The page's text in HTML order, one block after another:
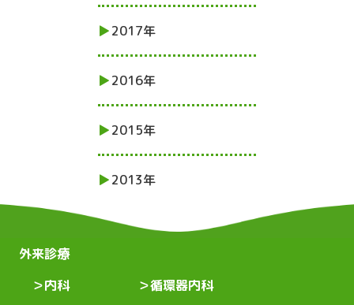
2017年
2016年
2015年
2013年
外来診療
内科
循環器内科